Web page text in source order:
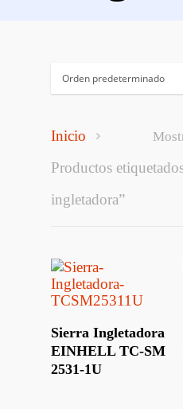
Inicio
Productos
ingletadora”
Sierra Ingletadora
EINHELL TC-SM
2531-1U